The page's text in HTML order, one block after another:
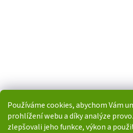
Používáme cookies, abychom Vám
prohlížení webu a díky analýze
zlepšovali jeho funkce, výkon a